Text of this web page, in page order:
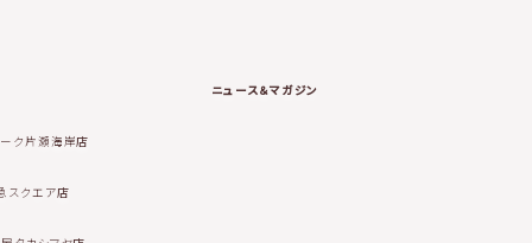
ク片瀬海岸店
スクエア店
ニュース＆マガジン